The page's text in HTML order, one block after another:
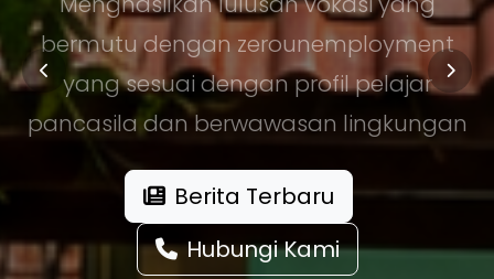
bermutu dengan zerounemployment
yang sesuai dengan profil pelajar
pancasila dan berwawasan lingkungan
Berita Terbaru
Hubungi Kami